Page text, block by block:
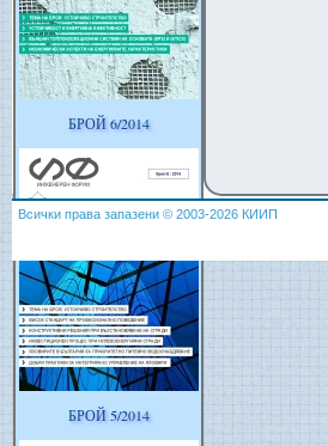
БРОЙ 6/2014
БРОЙ 5/2014
Всички права запазени © 2003-2026 КИИП